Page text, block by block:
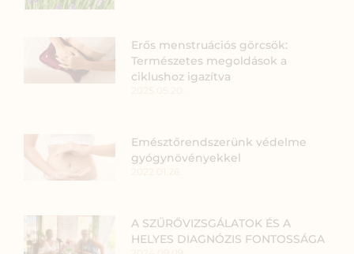
Erős menstruációs görcsök:
Természetes megoldások a
ciklushoz igazítva
Emésztőrendszerünk védelme
gyógynövényekkel
A SZŰRŐVIZSGÁLATOK ÉS A
HELYES DIAGNÓZIS FONTOSSÁGA